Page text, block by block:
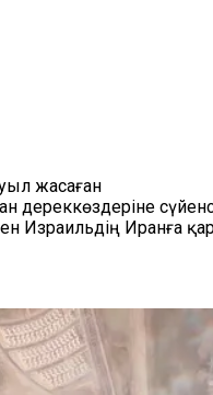
жасаған
Иранға